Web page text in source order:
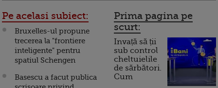
Pe acelasi subiect:
Bruxelles-ul propune
trecerea la "frontiere
inteligente" pentru
spatiul Schengen
Basescu a facut publica
Prima pagina pe
scurt:
Invață să ții
sub control
cheltuielile
de sărbători.
Cum